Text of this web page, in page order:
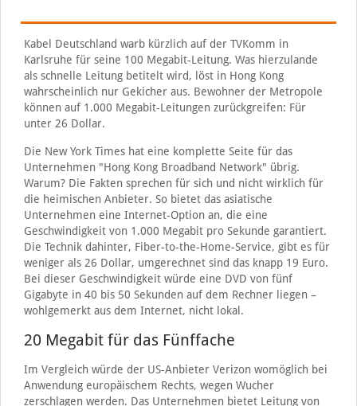
Kabel Deutschland warb kürzlich auf der TVKomm in
Karlsruhe für seine 100 Megabit-Leitung. Was hierzulande
als schnelle Leitung betitelt wird, löst in Hong Kong
wahrscheinlich nur Gekicher aus. Bewohner der Metropole
können auf 1.000 Megabit-Leitungen zurückgreifen: Für
unter 26 Dollar.
Die New York Times hat eine komplette Seite für das
Unternehmen "Hong Kong Broadband Network" übrig.
Warum? Die Fakten sprechen für sich und nicht wirklich für
die heimischen Anbieter. So bietet das asiatische
Unternehmen eine Internet-Option an, die eine
Geschwindigkeit von 1.000 Megabit pro Sekunde garantiert.
Die Technik dahinter, Fiber-to-the-Home-Service, gibt es für
weniger als 26 Dollar, umgerechnet sind das knapp 19 Euro.
Bei dieser Geschwindigkeit würde eine DVD von fünf
Gigabyte in 40 bis 50 Sekunden auf dem Rechner liegen –
wohlgemerkt aus dem Internet, nicht lokal.
20 Megabit für das Fünffache
Im Vergleich würde der US-Anbieter Verizon womöglich bei
Anwendung europäischem Rechts, wegen Wucher
zerschlagen werden. Das Unternehmen bietet Leitung von